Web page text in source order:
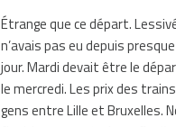
Étrange que ce départ.
n’avais pas eu depuis
jour. Mardi devait être le
le mercredi. Les prix des
gens entre Lille et Bruxelles.